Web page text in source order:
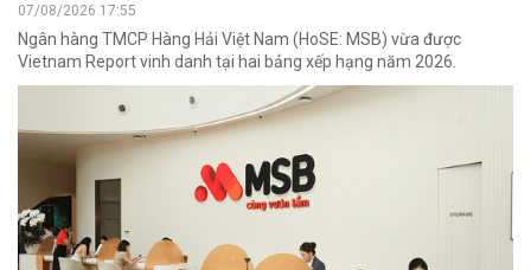
07/08/2026 17:55
Ngân hàng TMCP Hàng Hải Việt Nam (HoSE: MSB) vừa được
Vietnam Report vinh danh tại hai bảng xếp hạng năm 2026.